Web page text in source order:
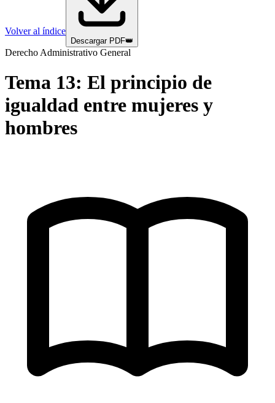
Volver al índice
Descargar PDF👑
Derecho Administrativo General
Tema 13: El principio de
igualdad entre mujeres y
hombres